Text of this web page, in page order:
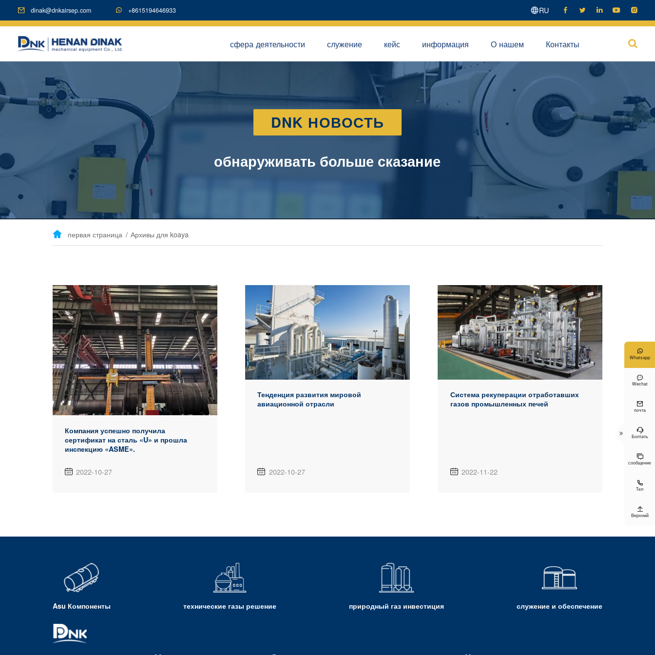
 dinak@dnkairsep.com  +8615194646933 RU     
сфера деятельности служение кейс информация О нашем Контакты 
DNK НОВОСТЬ
обнаруживать больше сказание
 первая страница / Архивы для koaya
Компания успешно получила
сертификат на сталь «U» и прошла
инспекцию «ASME».
 2022-10-27
Тенденция развития мировой
авиационной отрасли
 2022-10-27
Система рекуперации отработавших
газов промышленных печей
 2022-11-22
Asu Компоненты технические газы решение природный газ инвестиция служение и обеспечение

Whatsapp

Wechat

почта

Болтать

сообщение

Тел

Верхний
